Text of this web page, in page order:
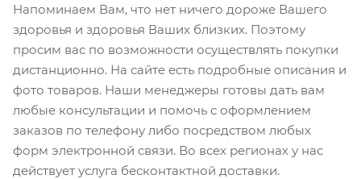
Напоминаем Вам, что нет ничего дороже Вашего
здоровья и здоровья Ваших близких. Поэтому
просим вас по возможности осуществлять покупки
дистанционно. На сайте есть подробные описания и
фото товаров. Наши менеджеры готовы дать вам
любые консультации и помочь с оформлением
заказов по телефону либо посредством любых
форм электронной связи. Во всех регионах у нас
действует услуга бесконтактной доставки.